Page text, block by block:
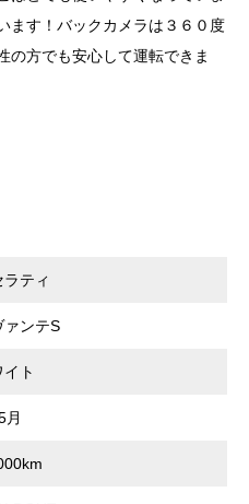
ます！バックカメラは３６０度
の方でも安心して運転できま
ラティ
ァンテS
イト
月